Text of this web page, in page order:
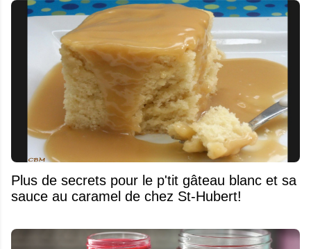
Plus de secrets pour le p'tit gâteau blanc et sa
sauce au caramel de chez St-Hubert!